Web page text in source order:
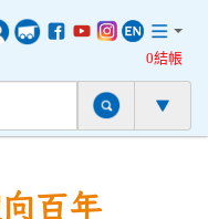
0結帳
百年